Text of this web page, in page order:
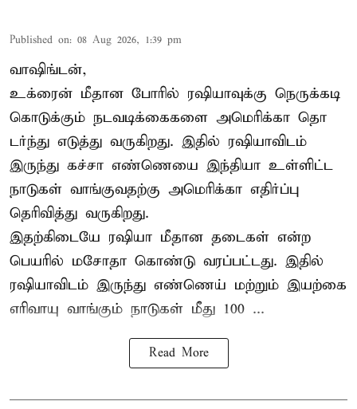
Published on: 08 Aug 2026, 1:39 pm
வாஷிங்டன்,
உக்ரைன் மீதான போரில் ரஷியாவுக்கு நெருக்கடி
கொடுக்கும் நடவடிக்கைகளை அமெரிக்கா தொ
டர்ந்து எடுத்து வருகிறது. இதில் ரஷியாவிடம்
இருந்து கச்சா எண்ணெயை இந்தியா உள்ளிட்ட
நாடுகள் வாங்குவதற்கு அமெரிக்கா எதிர்ப்பு
தெரிவித்து வருகிறது.
இதற்கிடையே ரஷியா மீதான தடைகள் என்ற
பெயரில் மசோதா கொண்டு வரப்பட்டது. இதில்
ரஷியாவிடம் இருந்து எண்ணெய் மற்றும் இயற்கை
எரிவாயு வாங்கும் நாடுகள் மீது 100 ...
Read More